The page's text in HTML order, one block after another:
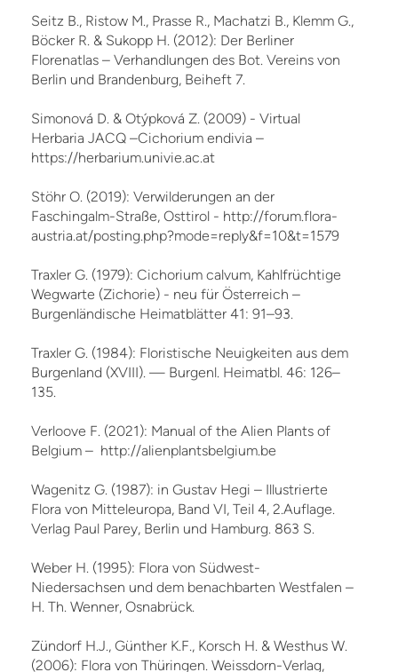
Seitz B., Ristow M., Prasse R., Machatzi B., Klemm G.,
Böcker R. & Sukopp H. (2012): Der Berliner
Florenatlas – Verhandlungen des Bot. Vereins von
Berlin und Brandenburg, Beiheft 7.
Simonová D. & Otýpková Z. (2009) - Virtual
Herbaria JACQ –Cichorium endivia –
https://herbarium.univie.ac.at
Stöhr O. (2019): Verwilderungen an der
Faschingalm-Straße, Osttirol - http://forum.flora-
austria.at/posting.php?mode=reply&f=10&t=1579
Traxler G. (1979): Cichorium calvum, Kahlfrüchtige
Wegwarte (Zichorie) - neu für Österreich –
Burgenländische Heimatblätter 41: 91–93.
Traxler G. (1984): Floristische Neuigkeiten aus dem
Burgenland (XVIII). — Burgenl. Heimatbl. 46: 126–
135.
Verloove F. (2021): Manual of the Alien Plants of
Belgium – http://alienplantsbelgium.be
Wagenitz G. (1987): in Gustav Hegi – Illustrierte
Flora von Mitteleuropa, Band VI, Teil 4, 2.Auflage.
Verlag Paul Parey, Berlin und Hamburg. 863 S.
Weber H. (1995): Flora von Südwest-
Niedersachsen und dem benachbarten Westfalen –
H. Th. Wenner, Osnabrück.
Zündorf H.J., Günther K.F., Korsch H. & Westhus W.
(2006): Flora von Thüringen. Weissdorn-Verlag,